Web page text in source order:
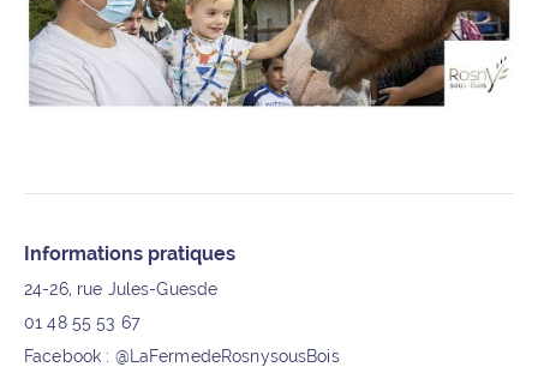
Informations supplémentaires
Informations pratiques
24-26, rue Jules-Guesde
01 48 55 53 67
Facebook : @LaFermedeRosnysousBois